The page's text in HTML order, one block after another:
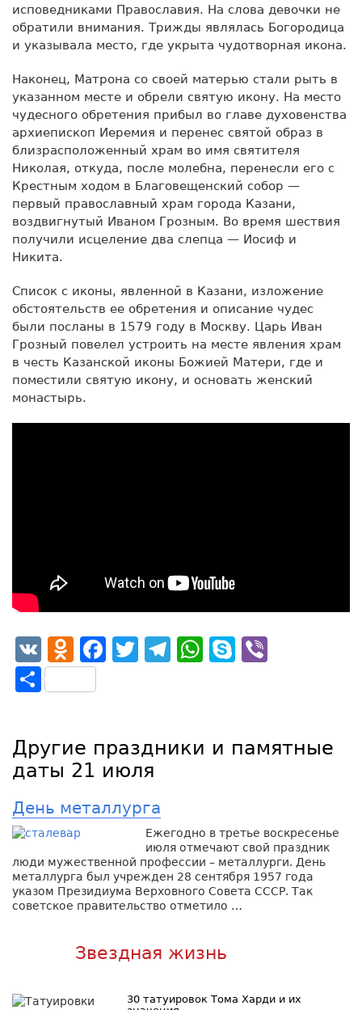
исповедниками Православия. На слова девочки не
обратили внимания. Трижды являлась Богородица
и указывала место, где укрыта чудотворная икона.
Наконец, Матрона со своей матерью стали рыть в
указанном месте и обрели святую икону. На место
чудесного обретения прибыл во главе духовенства
архиепископ Иеремия и перенес святой образ в
близрасположенный храм во имя святителя
Николая, откуда, после молебна, перенесли его с
Крестным ходом в Благовещенский собор —
первый православный храм города Казани,
воздвигнутый Иваном Грозным. Во время шествия
получили исцеление два слепца — Иосиф и
Никита.
Список с иконы, явленной в Казани, изложение
обстоятельств ее обретения и описание чудес
были посланы в 1579 году в Москву. Царь Иван
Грозный повелел устроить на месте явления храм
в честь Казанской иконы Божией Матери, где и
поместили святую икону, и основать женский
монастырь.
VK Odnoklassniki
Facebook
Twitter
Telegram
WhatsApp
Skype
Отправить
Другие праздники и памятные
даты 21 июля
День металлурга
Ежегодно в третье воскресенье
июля отмечают свой праздник
люди мужественной профессии – металлурги. День
металлурга был учрежден 28 сентября 1957 года
указом Президиума Верховного Совета СССР. Так
советское правительство отметило …
Звездная жизнь
30 татуировок Тома Харди и их